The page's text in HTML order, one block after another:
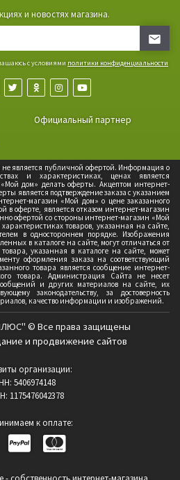
и новостях магазина.
с условиями политики конфиденциальности
Официальный партнер
является публичной офертой. Информация о
и характеристиках, ценах является
дом» делать оферты. Акцептом интернет-
является подтверждение заказа с указанием
магазин «Мой дом» о цене заказанного
в оферте, является отказом интернет-магазин
офертой со стороны интернет-магазин «Мой
товаров, указанная на сайте,
в одностороннем порядке. Изображения
в каталоге на сайте, могут отличаться от
указанная в каталоге на сайте, может
оформления заказа на соответствующий
товара является сообщение интернет-
товара. Администрация Сайта не несет
и других материалов на сайте, их
законодательству, за достоверность
качество информации и изображений.
© Все права защищены
и продвижение сайтов
организации:
5406974148
1175476042378
к оплате: